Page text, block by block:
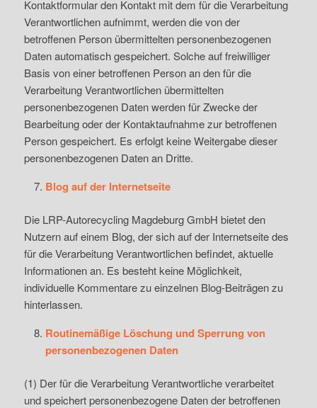
Kontaktformular den Kontakt mit dem für die Verarbeitung
Verantwortlichen aufnimmt, werden die von der
betroffenen Person übermittelten personenbezogenen
Daten automatisch gespeichert. Solche auf freiwilliger
Basis von einer betroffenen Person an den für die
Verarbeitung Verantwortlichen übermittelten
personenbezogenen Daten werden für Zwecke der
Bearbeitung oder der Kontaktaufnahme zur betroffenen
Person gespeichert. Es erfolgt keine Weitergabe dieser
personenbezogenen Daten an Dritte.
Blog auf der Internetseite
Die LRP-Autorecycling Magdeburg GmbH bietet den
Nutzern auf einem Blog, der sich auf der Internetseite des
für die Verarbeitung Verantwortlichen befindet, aktuelle
Informationen an. Es besteht keine Möglichkeit,
individuelle Kommentare zu einzelnen Blog-Beiträgen zu
hinterlassen.
Routinemäßige Löschung und Sperrung von
personenbezogenen Daten
(1) Der für die Verarbeitung Verantwortliche verarbeitet
und speichert personenbezogene Daten der betroffenen